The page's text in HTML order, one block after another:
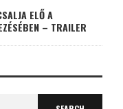
ELŐ A
– TRAILER